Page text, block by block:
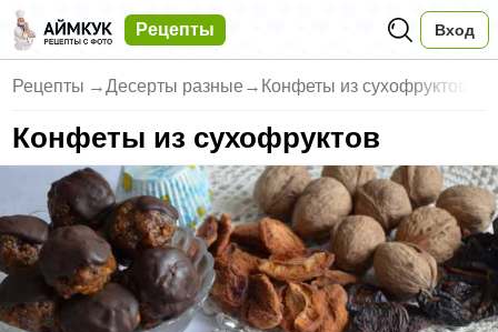
Рецепты Вход
Рецепты →Десерты разные → Конфеты из сухофруктов
Конфеты из сухофруктов